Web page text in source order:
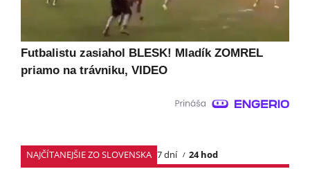
Futbalistu zasiahol BLESK! Mladík ZOMREL
priamo na trávniku, VIDEO
NAJČÍTANEJŠIE ZO SLOVENSKA 7 dní 24 hod